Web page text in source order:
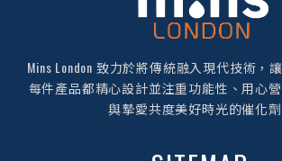
Mins London 致力於將傳統融入現代技術，
每件產品都精心設計並注重功能性、用心
與摯愛共度美好時光的催化劑